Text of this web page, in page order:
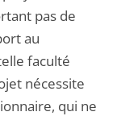
pas de
au
faculté
nécessite
qui ne